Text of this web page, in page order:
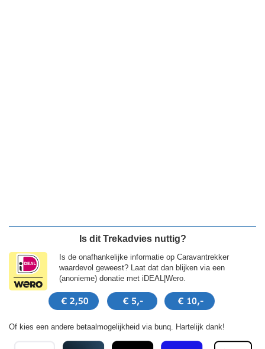
Is dit Trekadvies nuttig?
Is de onafhankelijke informatie op Caravantrekker
waardevol geweest? Laat dat dan blijken via een
(anonieme) donatie met iDEAL|Wero.
Of kies een andere betaalmogelijkheid via bunq. Hartelijk dank!